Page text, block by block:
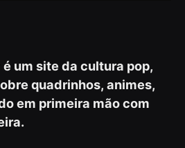
um site da cultura pop,
quadrinhos, animes,
em primeira mão com